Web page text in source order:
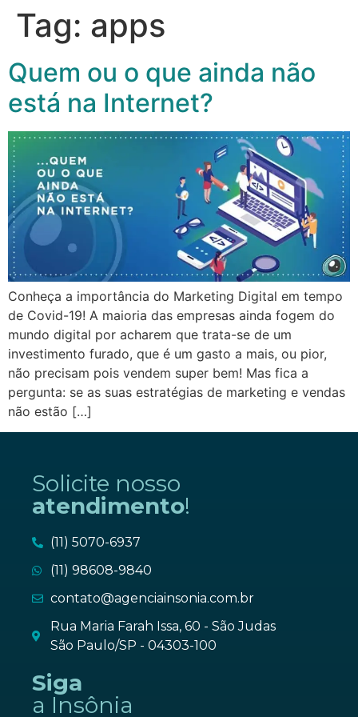
Tag: apps
Quem ou o que ainda não
está na Internet?
Conheça a importância do Marketing Digital em tempo
de Covid-19! A maioria das empresas ainda fogem do
mundo digital por acharem que trata-se de um
investimento furado, que é um gasto a mais, ou pior,
não precisam pois vendem super bem! Mas fica a
pergunta: se as suas estratégias de marketing e vendas
não estão […]
Solicite nosso
atendimento!
(11) 5070-6937
(11) 98608-9840
contato@agenciainsonia.com.br
Rua Maria Farah Issa, 60 - São Judas
São Paulo/SP - 04303-100
Siga
a Insônia